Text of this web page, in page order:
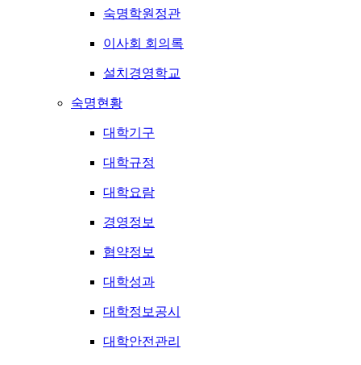
숙명학원정관
이사회 회의록
설치경영학교
숙명현황
대학기구
대학규정
대학요람
경영정보
협약정보
대학성과
대학정보공시
대학안전관리